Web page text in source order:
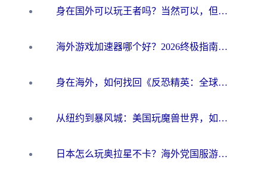
身在国外可以玩王者吗？当然可以，但你需要这份“加速”指南
海外游戏加速器哪个好？2026终极指南帮你畅玩国服+解决卡顿难题
身在海外，如何找回《反恐精英：全球攻势》国服的丝滑手感？一份给你的终极指南
从纽约到暴风城：美国玩魔兽世界，如何找到你的最佳网络航线
日本怎么玩奥拉星不卡？海外党国服游戏加速器选择全攻略